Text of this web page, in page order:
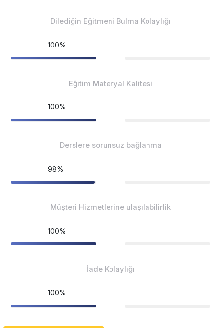
Dilediğin Eğitmeni Bulma Kolaylığı
100%
Eğitim Materyal Kalitesi
100%
Derslere sorunsuz bağlanma
98%
Müşteri Hizmetlerine ulaşılabilirlik
100%
İade Kolaylığı
100%